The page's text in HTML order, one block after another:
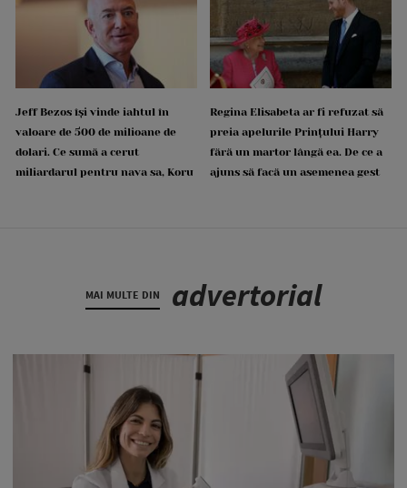
Jeff Bezos își vinde iahtul în
valoare de 500 de milioane de
dolari. Ce sumă a cerut
miliardarul pentru nava sa, Koru
Regina Elisabeta ar fi refuzat să
preia apelurile Prințului Harry
fără un martor lângă ea. De ce a
ajuns să facă un asemenea gest
MAI MULTE DIN advertorial